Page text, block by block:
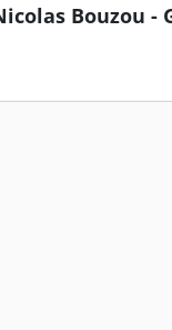
Bouzou -